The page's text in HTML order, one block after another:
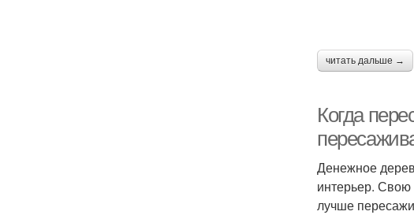
читать дальше →
Когда
Денежное
интерьер. Свою
лучше